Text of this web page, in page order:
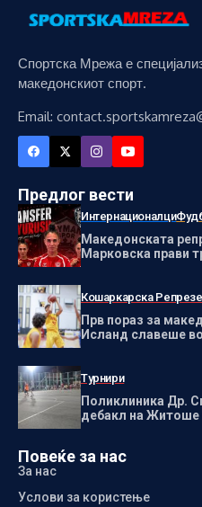
Спортска Мрежа е
македонскиот спорт.
Email:
Предлог вести
Интернационалци
Македонската
Марковска прави
Кошаркарска
Прв пораз за
Исланд славеше во
Турнири
Поликлиника Др.
дебакл на Житоше
Повеќе за нас
За нас
Услови за користење